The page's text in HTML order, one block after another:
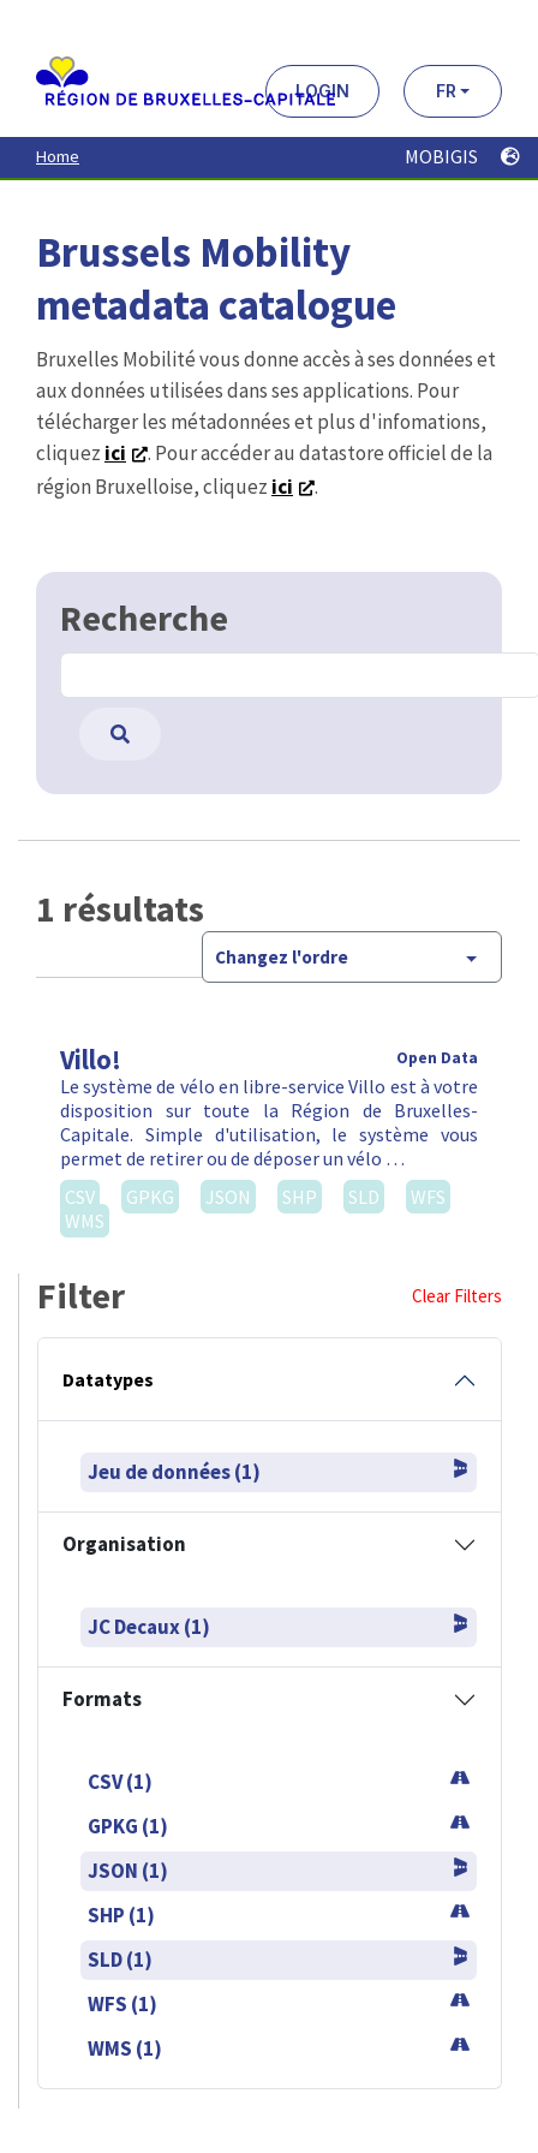
contenu
principal
LOGIN FR
Home MOBIGIS
Brussels Mobility
metadata catalogue
Bruxelles Mobilité vous donne accès à ses données et
aux données utilisées dans ses applications. Pour
télécharger les métadonnées et plus d'infomations,
cliquez ici
. Pour accéder au datastore officiel de la
région Bruxelloise, cliquez ici .
Recherche
1 résultats
Changez l'ordre
Villo! Open Data
Le système de vélo en libre-service Villo est à votre
disposition sur toute la Région de Bruxelles-
Capitale. Simple d'utilisation, le système vous
permet de retirer ou de déposer un vélo …
CSV
GPKG JSON SHP SLD
WFS
WMS
Filter Clear Filters
Datatypes
Jeu de données (1)
Organisation
JC Decaux (1)
Formats
CSV (1)
GPKG (1)
JSON (1)
SHP (1)
SLD (1)
WFS (1)
WMS (1)